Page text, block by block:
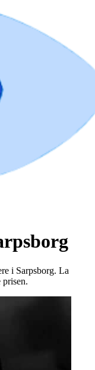
i Sarpsborg. La
prisen.